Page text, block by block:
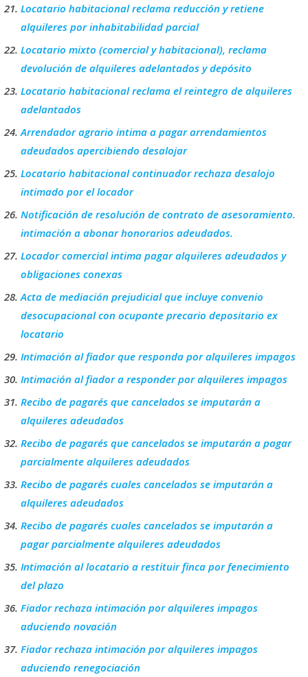
Locatario habitacional reclama reducción y retiene
alquileres por inhabitabilidad parcial
Locatario mixto (comercial y habitacional), reclama
devolución de alquileres adelantados y depósito
Locatario habitacional reclama el reintegro de alquileres
adelantados
Arrendador agrario intima a pagar arrendamientos
adeudados apercibiendo desalojar
Locatario habitacional continuador rechaza desalojo
intimado por el locador
Notificación de resolución de contrato de asesoramiento.
intimación a abonar honorarios adeudados.
Locador comercial intima pagar alquileres adeudados y
obligaciones conexas
Acta de mediación prejudicial que incluye convenio
desocupacional con ocupante precario depositario ex
locatario
Intimación al fiador que responda por alquileres impagos
Intimación al fiador a responder por alquileres impagos
Recibo de pagarés que cancelados se imputarán a
alquileres adeudados
Recibo de pagarés que cancelados se imputarán a pagar
parcialmente alquileres adeudados
Recibo de pagarés cuales cancelados se imputarán a
alquileres adeudados
Recibo de pagarés cuales cancelados se imputarán a
pagar parcialmente alquileres adeudados
Intimación al locatario a restituir finca por fenecimiento
del plazo
Fiador rechaza intimación por alquileres impagos
aduciendo novación
Fiador rechaza intimación por alquileres impagos
aduciendo renegociación